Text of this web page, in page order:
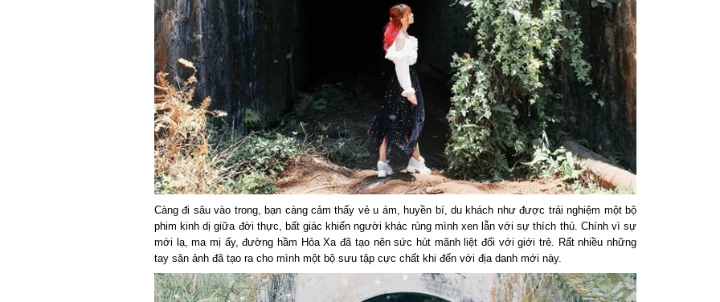
Càng đi sâu vào trong, bạn càng cảm thấy vẻ u ám, huyền bí, du khách như được trải nghiệm một bộ
phim kinh dị giữa đời thực, bất giác khiến người khác rùng mình xen lẫn với sự thích thú. Chính vì sự
mới lạ, ma mị ấy, đường hầm Hỏa Xa đã tạo nên sức hút mãnh liệt đối với giới trẻ. Rất nhiều những
tay săn ảnh đã tạo ra cho mình một bộ sưu tập cực chất khi đến với địa danh mới này.